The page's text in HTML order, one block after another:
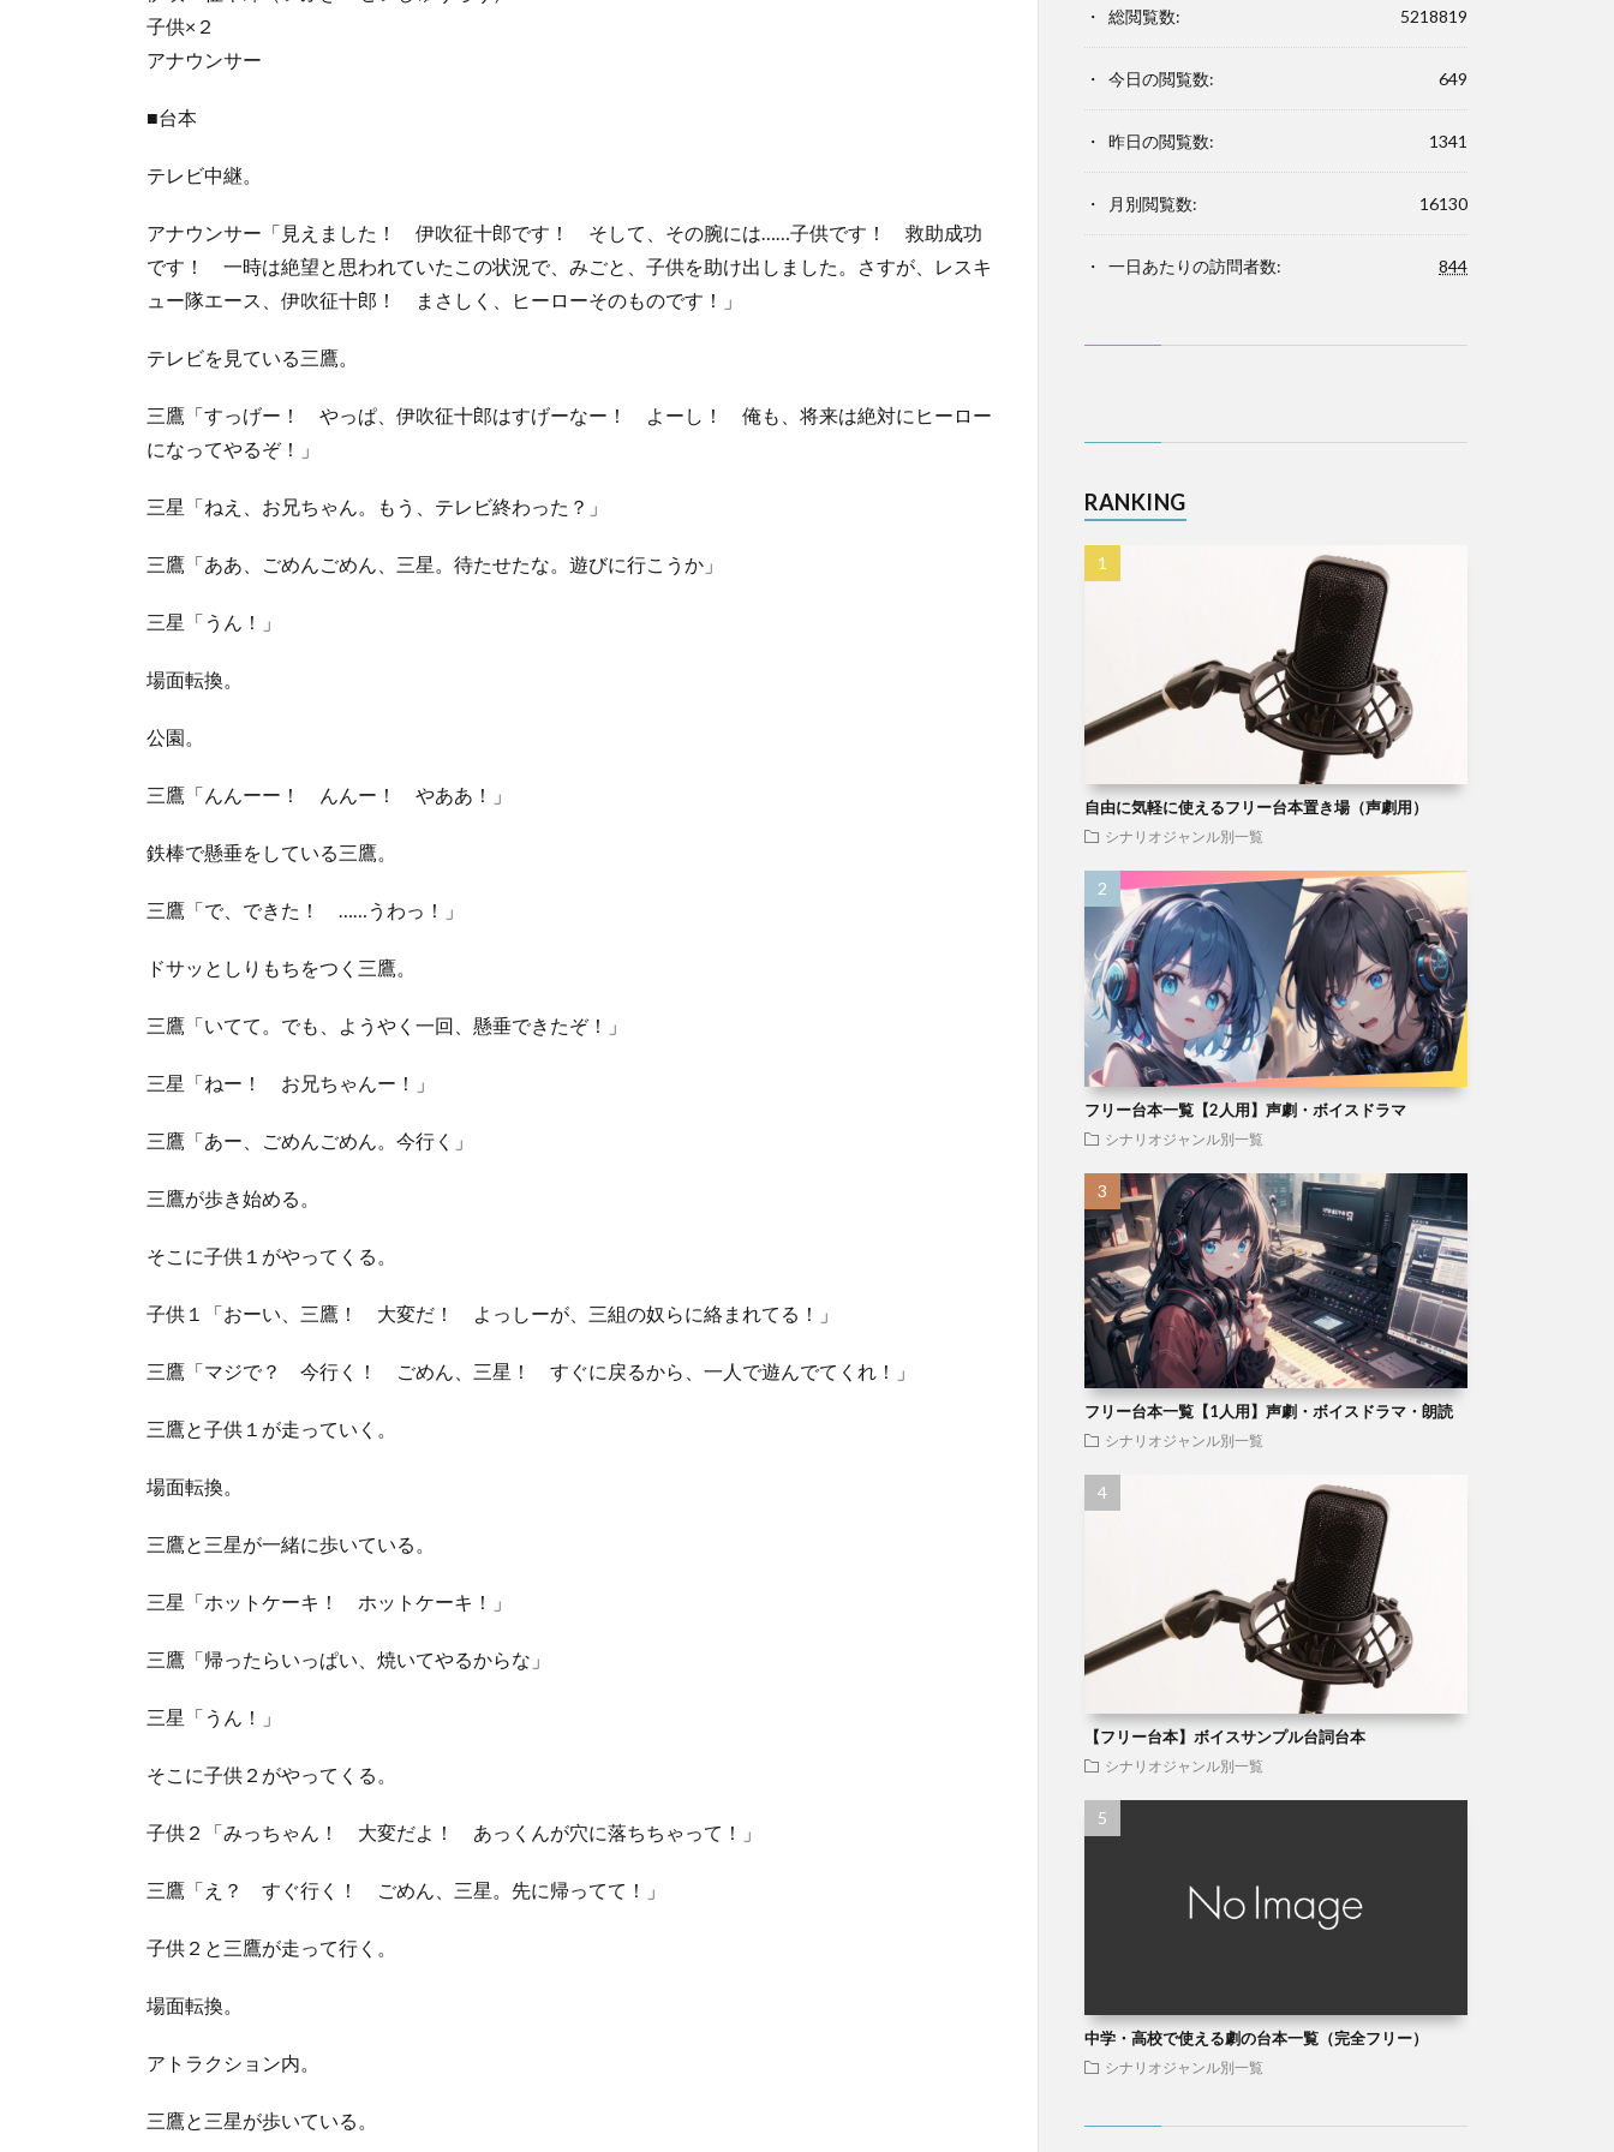
子供×２
アナウンサー
■台本
テレビ中継。
アナウンサー「見えました！ 伊吹征十郎です！ そして、その腕には……子供です！ 救助成功
です！ 一時は絶望と思われていたこの状況で、みごと、子供を助け出しました。さすが、レスキ
ュー隊エース、伊吹征十郎！ まさしく、ヒーローそのものです！」
テレビを見ている三鷹。
三鷹「すっげー！ やっぱ、伊吹征十郎はすげーなー！ よーし！ 俺も、将来は絶対にヒーロー
になってやるぞ！」
三星「ねえ、お兄ちゃん。もう、テレビ終わった？」
三鷹「ああ、ごめんごめん、三星。待たせたな。遊びに行こうか」
三星「うん！」
場面転換。
公園。
三鷹「んんーー！ んんー！ やああ！」
鉄棒で懸垂をしている三鷹。
三鷹「で、できた！ ……うわっ！」
ドサッとしりもちをつく三鷹。
三鷹「いてて。でも、ようやく一回、懸垂できたぞ！」
三星「ねー！ お兄ちゃんー！」
三鷹「あー、ごめんごめん。今行く」
三鷹が歩き始める。
そこに子供１がやってくる。
子供１「おーい、三鷹！ 大変だ！ よっしーが、三組の奴らに絡まれてる！」
三鷹「マジで？ 今行く！ ごめん、三星！ すぐに戻るから、一人で遊んでてくれ！」
三鷹と子供１が走っていく。
場面転換。
三鷹と三星が一緒に歩いている。
三星「ホットケーキ！ ホットケーキ！」
三鷹「帰ったらいっぱい、焼いてやるからな」
三星「うん！」
そこに子供２がやってくる。
子供２「みっちゃん！ 大変だよ！ あっくんが穴に落ちちゃって！」
三鷹「え？ すぐ行く！ ごめん、三星。先に帰ってて！」
子供２と三鷹が走って行く。
場面転換。
アトラクション内。
三鷹と三星が歩いている。
5218819
総閲覧数:
649
今日の閲覧数:
1341
昨日の閲覧数:
16130
月別閲覧数:
844
一日あたりの訪問者数:
RANKING
自由に気軽に使えるフリー台本置き場（声劇用）
シナリオジャンル別一覧
フリー台本一覧【2人用】声劇・ボイスドラマ
シナリオジャンル別一覧
フリー台本一覧【1人用】声劇・ボイスドラマ・朗読
シナリオジャンル別一覧
【フリー台本】ボイスサンプル台詞台本
シナリオジャンル別一覧
中学・高校で使える劇の台本一覧（完全フリー）
シナリオジャンル別一覧